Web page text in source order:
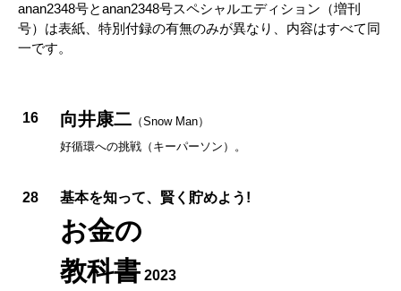
anan2348号とanan2348号スペシャルエディション（増刊
号）は表紙、特別付録の有無のみが異なり、内容はすべて同
一です。
16 向井康二 （Snow Man）
好循環への挑戦（キーパーソン）。
28 基本を知って、賢く貯めよう!
お金の
教科書 2023